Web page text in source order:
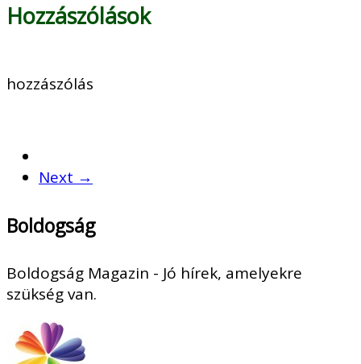
Hozzászólások
hozzászólás
Next →
Boldogság
Boldogság Magazin - Jó hírek, amelyekre
szükség van.